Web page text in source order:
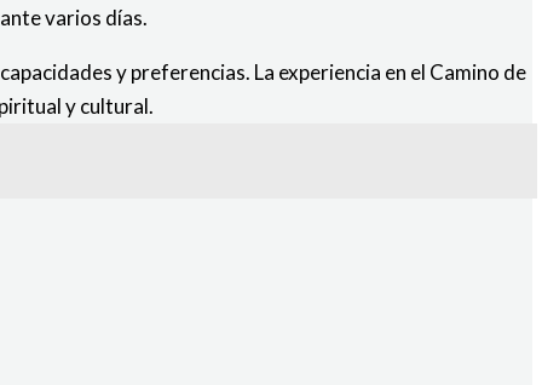
varios días.
y preferencias. La experiencia en el Camino de
y cultural.